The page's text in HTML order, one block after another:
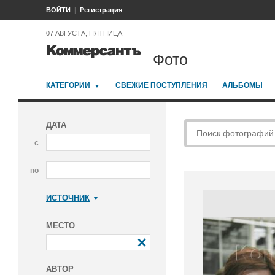
ВОЙТИ Регистрация
07 АВГУСТА, ПЯТНИЦА
Фото
КАТЕГОРИИ СВЕЖИЕ ПОСТУПЛЕНИЯ АЛЬБОМЫ
ДАТА
с
по
ИСТОЧНИК
МЕСТО
АВТОР